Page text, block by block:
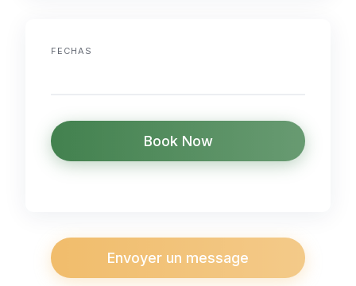
FECHAS
Book Now
Envoyer un message